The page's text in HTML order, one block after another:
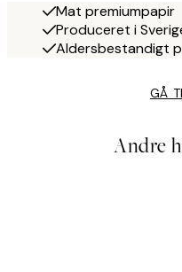
Mat premiumpapir
Produceret i
Aldersbestandigt
GÅ
Andre